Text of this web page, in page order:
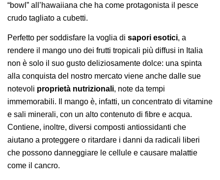
“bowl” all’hawaiiana che ha come protagonista il pesce
crudo tagliato a cubetti.
Perfetto per soddisfare la voglia di sapori esotici, a
rendere il mango uno dei frutti tropicali più diffusi in Italia
non è solo il suo gusto deliziosamente dolce: una spinta
alla conquista del nostro mercato viene anche dalle sue
notevoli proprietà nutrizionali, note da tempi
immemorabili. Il mango è, infatti, un concentrato di vitamine
e sali minerali, con un alto contenuto di fibre e acqua.
Contiene, inoltre, diversi composti antiossidanti che
aiutano a proteggere o ritardare i danni da radicali liberi
che possono danneggiare le cellule e causare malattie
come il cancro.